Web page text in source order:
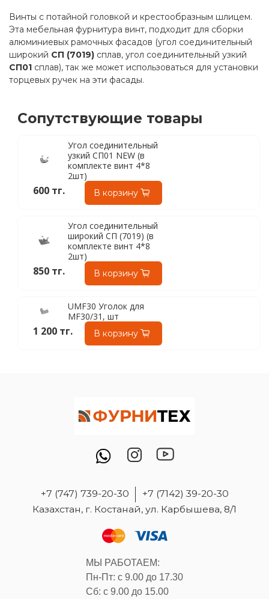
Винты с потайной головкой и крестообразным шлицем.
Эта мебельная фурнитура винт, подходит для сборки
алюминиевых рамочных фасадов (угол соединительный
широкий СП (7019) сплав, угол соединительный узкий
СП01 сплав), так же может использоваться для установки
торцевых ручек на эти фасады.
Сопутствующие товары
Угол соединительный
узкий СП01 NEW (в
комплекте винт 4*8
2шт)
600 тг. В корзину
Угол соединительный
широкий СП (7019) (в
комплекте винт 4*8
2шт)
850 тг. В корзину
UMF30 Уголок для
MF30/31, шт
1 200 тг. В корзину
+7 (747) 739-20-30
+7 (7142) 39-20-30
Казахстан, г. Костанай, ул. Карбышева, 8/1
МЫ РАБОТАЕМ:
Пн-Пт: с 9.00 до 17.30
Сб: с 9.00 до 15.00